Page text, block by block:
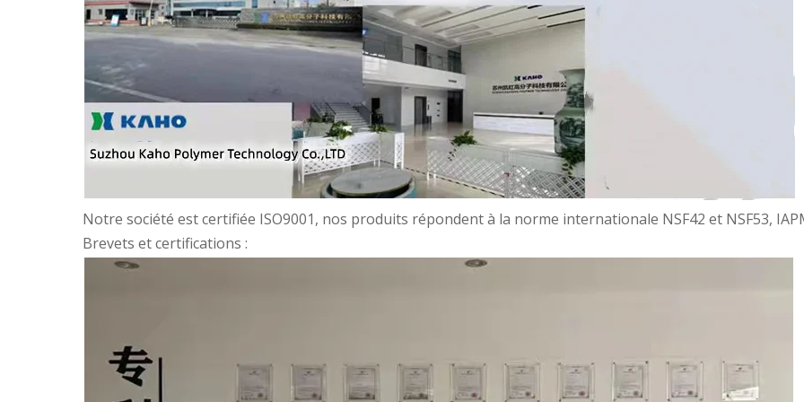
Notre société est certifiée ISO9001, nos produits répondent à la norme internationale NSF42 et NSF53,
Brevets et certifications :